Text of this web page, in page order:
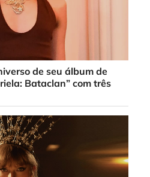
de seu álbum de
Bataclan” com três